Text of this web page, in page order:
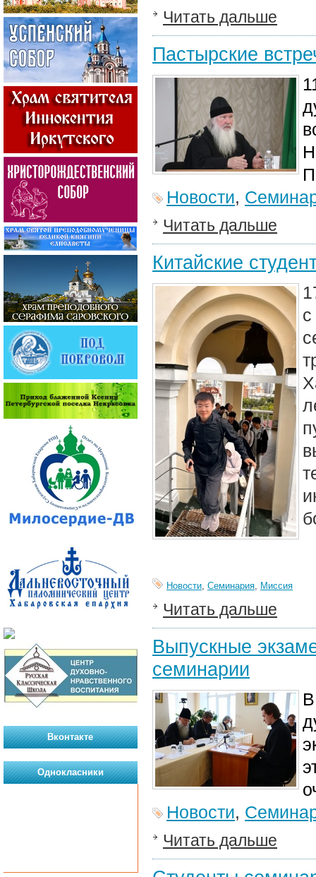
Читать дальше
Пастырские
Новости,
Читать дальше
Китайские
Новости, Семинария, Миссия
Читать дальше
Выпускные
семинарии
Новости,
Читать дальше
Вконтакте
Однокласники